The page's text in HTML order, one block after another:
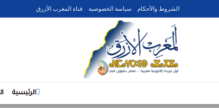
الشروط والأحكام سياسة الخصوصية قناة المغرب الأزرق
الرئيسية